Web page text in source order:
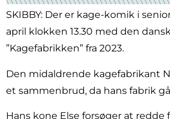
SKIBBY: Der er kage-komik i
april klokken 13.30 med den
”Kagefabrikken” fra 2023.
Den midaldrende kagefabrikant
et sammenbrud, da hans fabrik
Hans kone Else forsøger at redde